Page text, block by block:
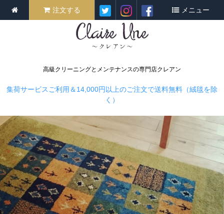
高級クリーニングとメンテナンスの専門店クレアン
注文する メニュー
集荷サービスご利用＆14,000円以上のご注文で送料無料（絨毯を除
く）